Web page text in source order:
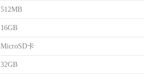
512MB
16GB
MicroSD卡
32GB